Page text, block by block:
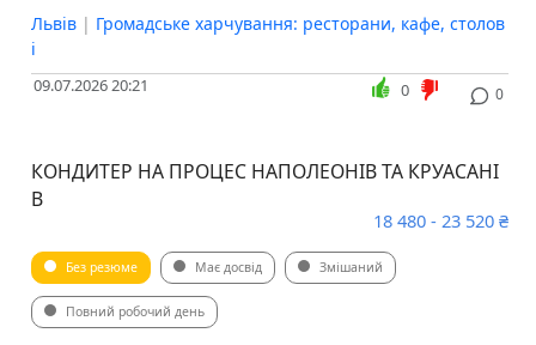
Львів | Громадське харчування: ресторани, кафе, столов
і
09.07.2026 20:21 0
0
КОНДИТЕР НА ПРОЦЕС НАПОЛЕОНІВ ТА КРУАСАНІ
В
18 480 - 23 520 ₴
Без резюме Має досвід Змішаний
Повний робочий день